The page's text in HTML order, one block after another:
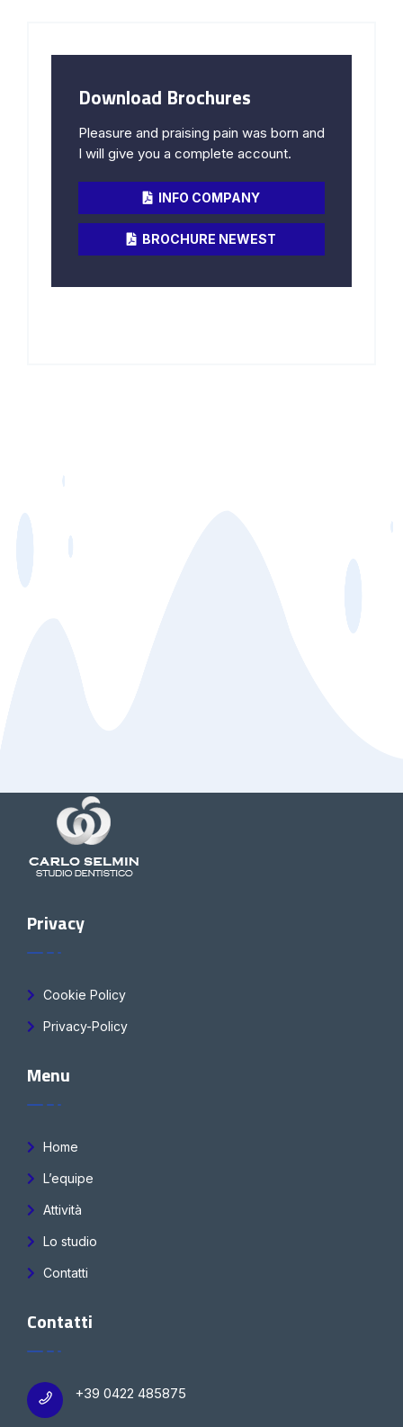
Download Brochures
Pleasure and praising pain was born and
I will give you a complete account.
INFO COMPANY
BROCHURE NEWEST
Privacy
Cookie Policy
Privacy-Policy
Menu
Home
L’equipe
Attività
Lo studio
Contatti
Contatti
+39 0422 485875